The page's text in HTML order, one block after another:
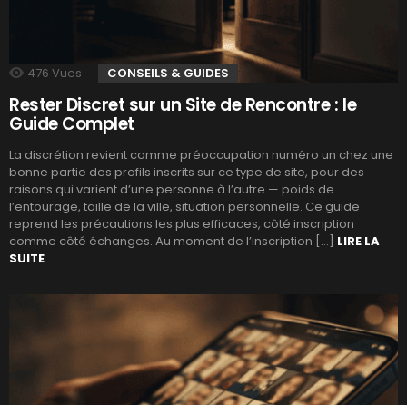
476 Vues CONSEILS & GUIDES
Rester Discret sur un Site de Rencontre : le
Guide Complet
La discrétion revient comme préoccupation numéro un chez une
bonne partie des profils inscrits sur ce type de site, pour des
raisons qui varient d’une personne à l’autre — poids de
l’entourage, taille de la ville, situation personnelle. Ce guide
reprend les précautions les plus efficaces, côté inscription
comme côté échanges. Au moment de l’inscription […] LIRE LA
SUITE